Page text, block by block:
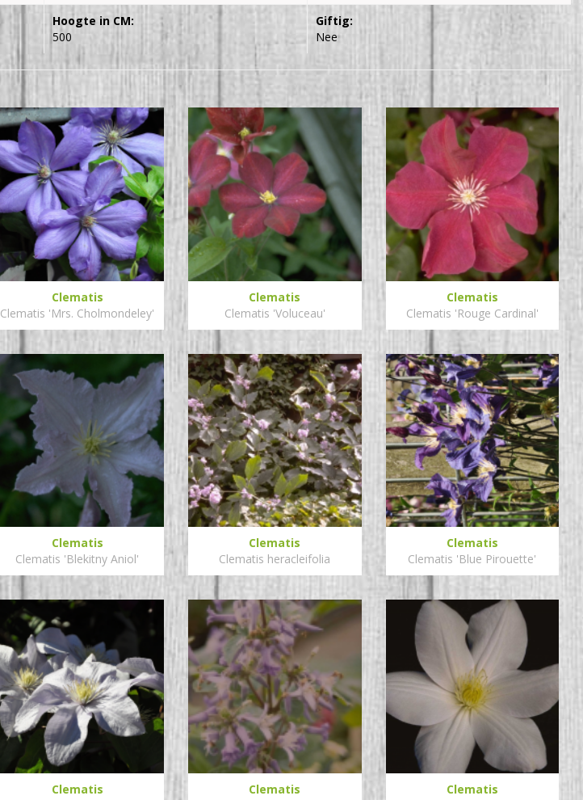
Hoogte in CM:
500
Giftig:
Nee
Clematis
Clematis 'Mrs. Cholmondeley'
Clematis
Clematis 'Voluceau'
Clematis
Clematis 'Rouge Cardinal'
Clematis
Clematis 'Blekitny Aniol'
Clematis
Clematis heracleifolia
Clematis
Clematis 'Blue Pirouette'
Clematis
Clematis
Clematis